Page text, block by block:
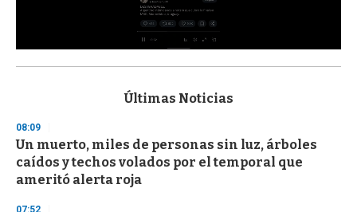
s
d
s
o
f
3
s
Últimas Noticias
08:09
Un muerto, miles de personas sin luz, árboles
caídos y techos volados por el temporal que
ameritó alerta roja